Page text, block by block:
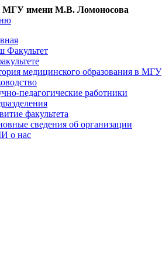
МГУ имени М.В. Ломоносова
Факультет
медицинского образования в МГУ
педагогические работники
факультета
сведения об организации
о нас